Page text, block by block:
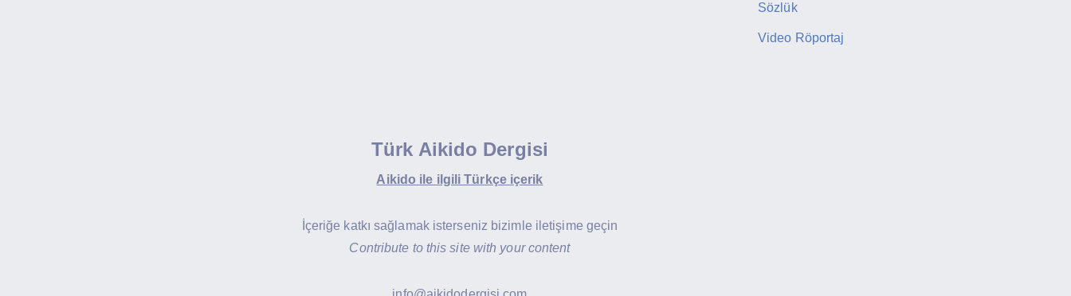
Sözlük
Video Röportaj
Türk Aikido Dergisi
Aikido ile ilgili Türkçe içerik
İçeriğe katkı sağlamak isterseniz bizimle iletişime geçin
Contribute to this site with your content